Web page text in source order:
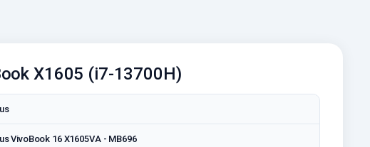
X1605 (i7-13700H)
VivoBook 16 X1605VA - MB696